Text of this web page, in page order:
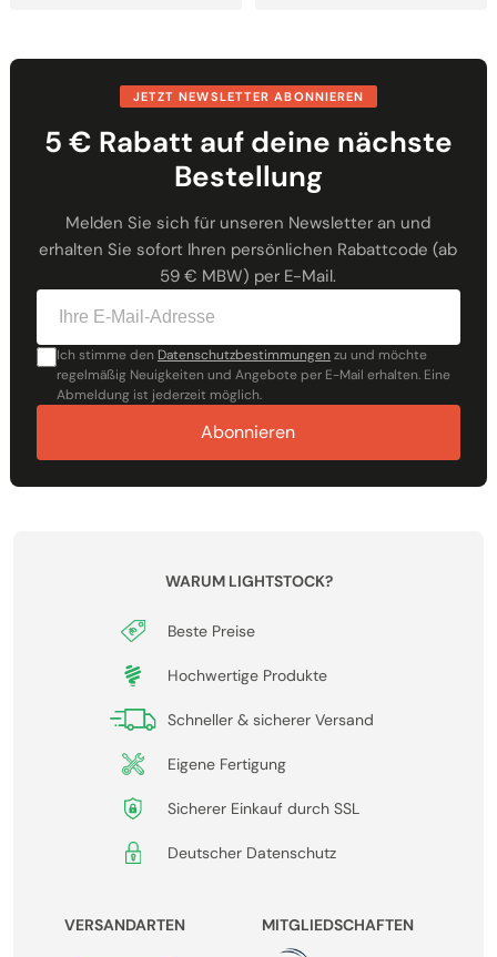
JETZT NEWSLETTER ABONNIEREN
5 € Rabatt auf deine nächste
Bestellung
Melden Sie sich für unseren Newsletter an und
erhalten Sie sofort Ihren persönlichen Rabattcode (ab
59 € MBW) per E-Mail.
Ich stimme den Datenschutzbestimmungenzu und möchte
regelmäßig Neuigkeiten und Angebote per E-Mail erhalten. Eine
Abmeldung ist jederzeit möglich.
Abonnieren
WARUM LIGHTSTOCK?
Beste Preise
Hochwertige Produkte
Schneller & sicherer Versand
Eigene Fertigung
Sicherer Einkauf durch SSL
Deutscher Datenschutz
VERSANDARTEN MITGLIEDSCHAFTEN